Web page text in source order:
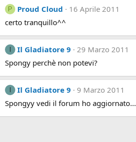
P Proud Cloud
16 Aprile 2011
certo tranquillo^^
Il Gladiatore 9
29 Marzo 2011
Spongy perchè non potevi?
Il Gladiatore 9
9 Marzo 2011
Spongyy vedi il forum ho aggiornato...